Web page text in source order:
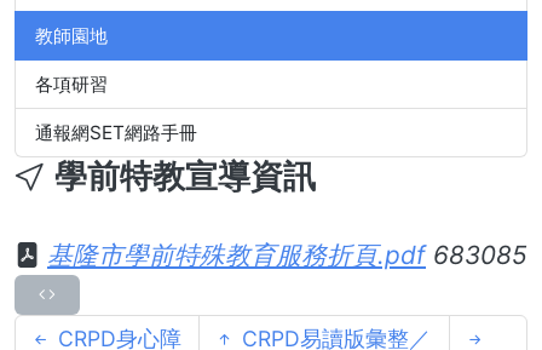
教師園地
各項研習
通報網SET網路手冊
學前特教宣導資訊
基隆市學前特殊教育服務折頁.pdf 683085
CRPD身心障 CRPD易讀版彙整／